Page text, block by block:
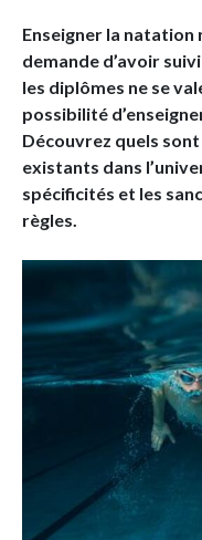
Enseigner la natation
demande d’avoir
les diplômes ne se
possibilité
Découvrez quels
existants dans
spécificités et les
règles.